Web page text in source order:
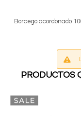
Borcego acordonado
PRODUCTOS